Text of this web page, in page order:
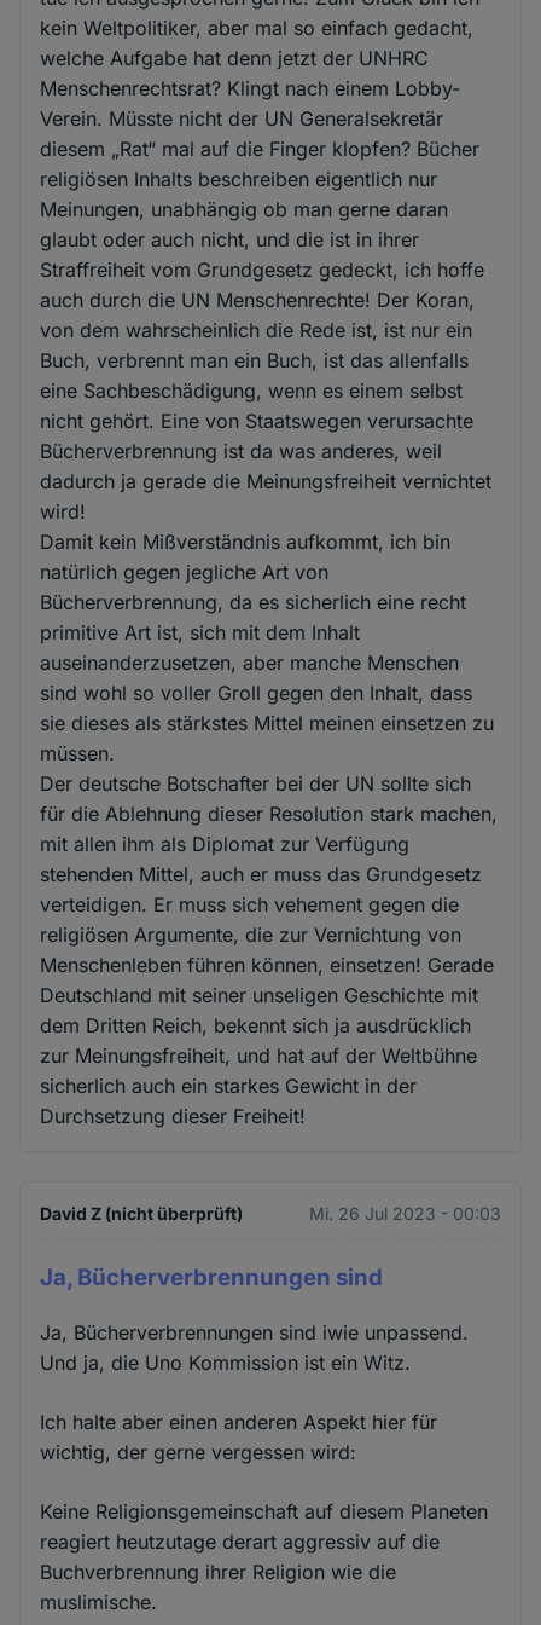
kein Weltpolitiker, aber mal so einfach gedacht,
welche Aufgabe hat denn jetzt der UNHRC
Menschenrechtsrat? Klingt nach einem Lobby-
Verein. Müsste nicht der UN Generalsekretär
diesem „Rat“ mal auf die Finger klopfen? Bücher
religiösen Inhalts beschreiben eigentlich nur
Meinungen, unabhängig ob man gerne daran
glaubt oder auch nicht, und die ist in ihrer
Straffreiheit vom Grundgesetz gedeckt, ich hoffe
auch durch die UN Menschenrechte! Der Koran,
von dem wahrscheinlich die Rede ist, ist nur ein
Buch, verbrennt man ein Buch, ist das allenfalls
eine Sachbeschädigung, wenn es einem selbst
nicht gehört. Eine von Staatswegen verursachte
Bücherverbrennung ist da was anderes, weil
dadurch ja gerade die Meinungsfreiheit vernichtet
wird!
Damit kein Mißverständnis aufkommt, ich bin
natürlich gegen jegliche Art von
Bücherverbrennung, da es sicherlich eine recht
primitive Art ist, sich mit dem Inhalt
auseinanderzusetzen, aber manche Menschen
sind wohl so voller Groll gegen den Inhalt, dass
sie dieses als stärkstes Mittel meinen einsetzen zu
müssen.
Der deutsche Botschafter bei der UN sollte sich
für die Ablehnung dieser Resolution stark machen,
mit allen ihm als Diplomat zur Verfügung
stehenden Mittel, auch er muss das Grundgesetz
verteidigen. Er muss sich vehement gegen die
religiösen Argumente, die zur Vernichtung von
Menschenleben führen können, einsetzen! Gerade
Deutschland mit seiner unseligen Geschichte mit
dem Dritten Reich, bekennt sich ja ausdrücklich
zur Meinungsfreiheit, und hat auf der Weltbühne
sicherlich auch ein starkes Gewicht in der
Durchsetzung dieser Freiheit!
David Z (nicht überprüft) Mi. 26 Jul 2023 - 00:03
Ja, Bücherverbrennungen sind
Ja, Bücherverbrennungen sind iwie unpassend.
Und ja, die Uno Kommission ist ein Witz.
Ich halte aber einen anderen Aspekt hier für
wichtig, der gerne vergessen wird:
Keine Religionsgemeinschaft auf diesem Planeten
reagiert heutzutage derart aggressiv auf die
Buchverbrennung ihrer Religion wie die
muslimische.